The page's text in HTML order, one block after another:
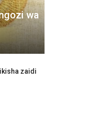
wa
zaidi